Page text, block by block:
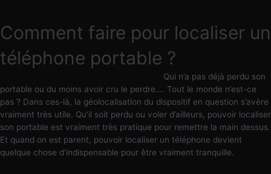
Comment faire pour localiser un
téléphone portable ?
Qui n’a pas déjà perdu son
portable ou du moins avoir cru le perdre…. Tout le monde n’est-ce
pas ? Dans ces-là, la géolocalisation du dispositif en question s’avère
vraiment très utile. Qu’il soit perdu ou voler d’ailleurs, pouvoir localiser
son portable est vraiment très pratique pour remettre la main dessus.
Et quand on est parent, pouvoir localiser un téléphone devient
quelque chose d’indispensable pour être vraiment tranquille.